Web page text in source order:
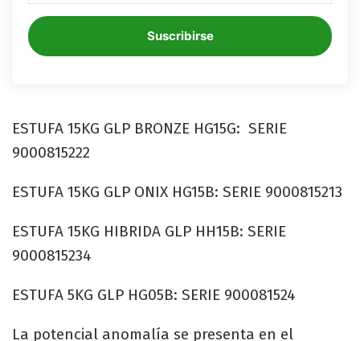
Suscribirse
ESTUFA 15KG GLP BRONZE HG15G: SERIE
9000815222
ESTUFA 15KG GLP ONIX HG15B: SERIE 9000815213
ESTUFA 15KG HIBRIDA GLP HH15B: SERIE
9000815234
ESTUFA 5KG GLP HG05B: SERIE 900081524
La potencial anomalía se presenta en el